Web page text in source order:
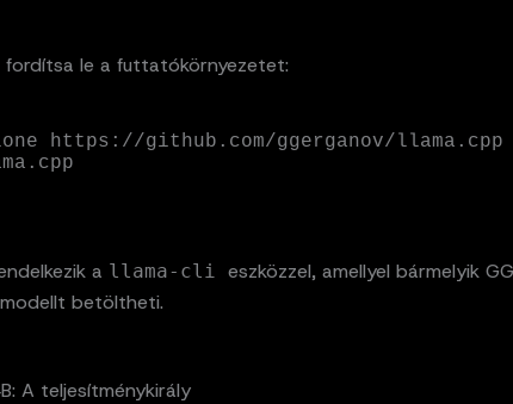
fordítsa le a futtatókörnyezetet:
https://github.com/ggerganov/llama.cpp
a llama-cli eszközzel, amellyel bármelyik
betöltheti.
A teljesítménykirály